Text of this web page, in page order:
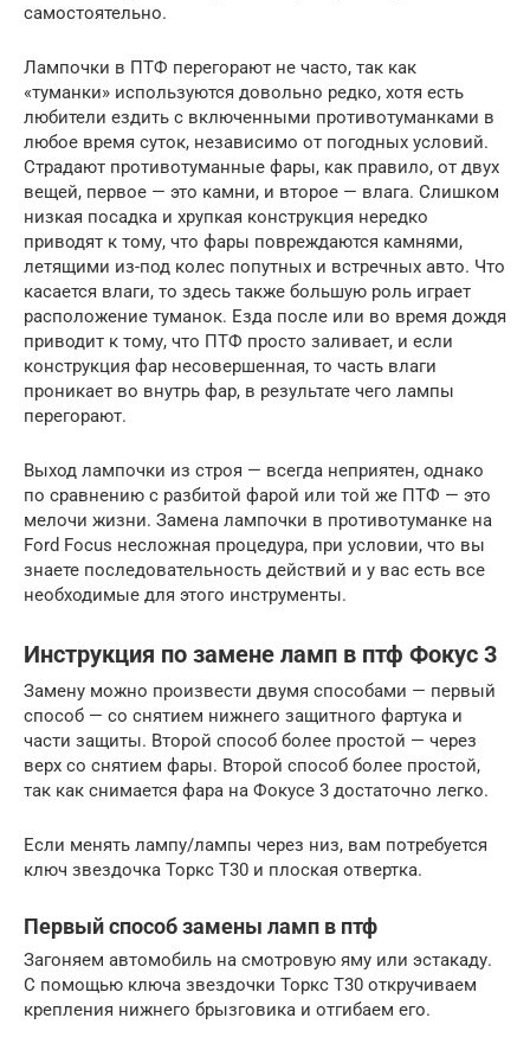
самостоятельно.
Лампочки в ПТФ перегорают не часто, так как
«туманки» используются довольно редко, хотя есть
любители ездить с включенными противотуманками в
любое время суток, независимо от погодных условий.
Страдают противотуманные фары, как правило, от двух
вещей, первое — это камни, и второе — влага. Слишком
низкая посадка и хрупкая конструкция нередко
приводят к тому, что фары повреждаются камнями,
летящими из-под колес попутных и встречных авто. Что
касается влаги, то здесь также большую роль играет
расположение туманок. Езда после или во время дождя
приводит к тому, что ПТФ просто заливает, и если
конструкция фар несовершенная, то часть влаги
проникает во внутрь фар, в результате чего лампы
перегорают.
Выход лампочки из строя — всегда неприятен, однако
по сравнению с разбитой фарой или той же ПТФ — это
мелочи жизни. Замена лампочки в противотуманке на
Ford Focus несложная процедура, при условии, что вы
знаете последовательность действий и у вас есть все
необходимые для этого инструменты.
Инструкция по замене ламп в птф Фокус 3
Замену можно произвести двумя способами — первый
способ — со снятием нижнего защитного фартука и
части защиты. Второй способ более простой — через
верх со снятием фары. Второй способ более простой,
так как снимается фара на Фокусе 3 достаточно легко.
Если менять лампу/лампы через низ, вам потребуется
ключ звездочка Торкс Т30 и плоская отвертка.
Первый способ замены ламп в птф
Загоняем автомобиль на смотровую яму или эстакаду.
С помощью ключа звездочки Торкс Т30 откручиваем
крепления нижнего брызговика и отгибаем его.